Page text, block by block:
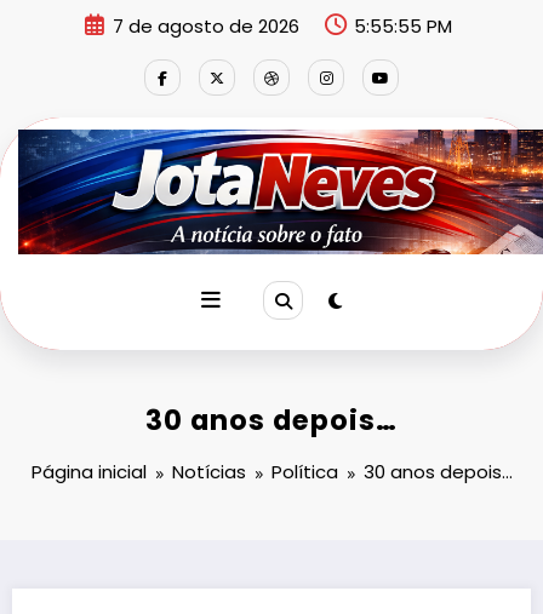
7 de agosto de 2026 5:55:56 PM
30 anos depois…
Página inicial Notícias Política 30 anos depois…